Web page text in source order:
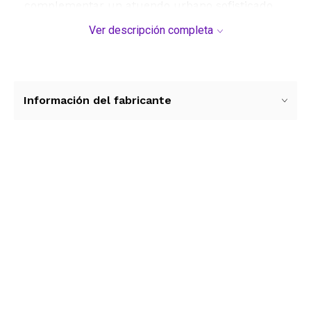
poseen un ancho de lente de 57 milimetros, un
recomienda limpiar las lentes exclusivamente
Ver descripción completa
Información del fabricante